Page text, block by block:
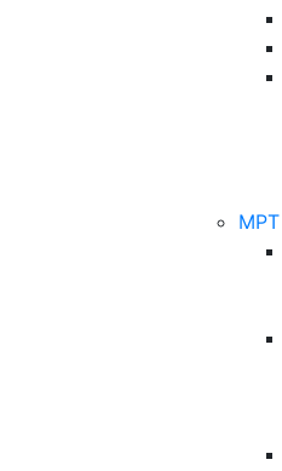
МРТ